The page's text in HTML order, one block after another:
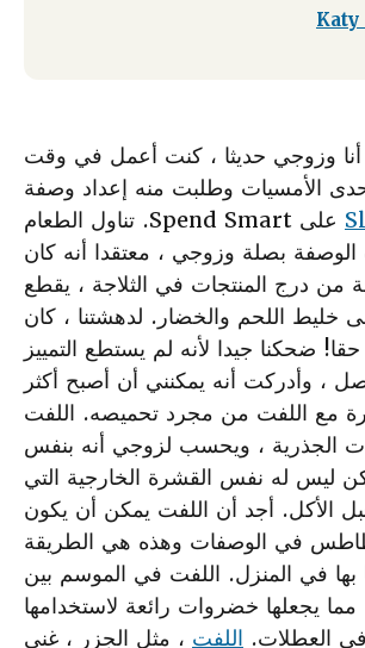
Katy
وزوجي حديثا ، كنت أعمل في وقت
الأمسيات وطلبت منه إعداد وصفة
على Spend Smart. تناول الطعام
الوصفة بصلة وزوجي ، معتقدا أنه كان
من درج المنتجات في الثلاجة ، يقطع
خليط اللحم والخضار. لدهشتنا ، كان
ضحكنا جيدا لأنه لم يستطع التمييز
، وأدركت أنه يمكنني أن أصبح أكثر
مع اللفت من مجرد تحميصه. اللفت
الجذرية ، ويحسب لزوجي أنه بنفس
ليس له نفس القشرة الخارجية التي
الأكل. أجد أن اللفت يمكن أن يكون
في الوصفات وهذه هي الطريقة
بها في المنزل. اللفت في الموسم بين
يجعلها خضروات رائعة لاستخدامها
العطلات. اللفت ، مثل الجزر ، غني